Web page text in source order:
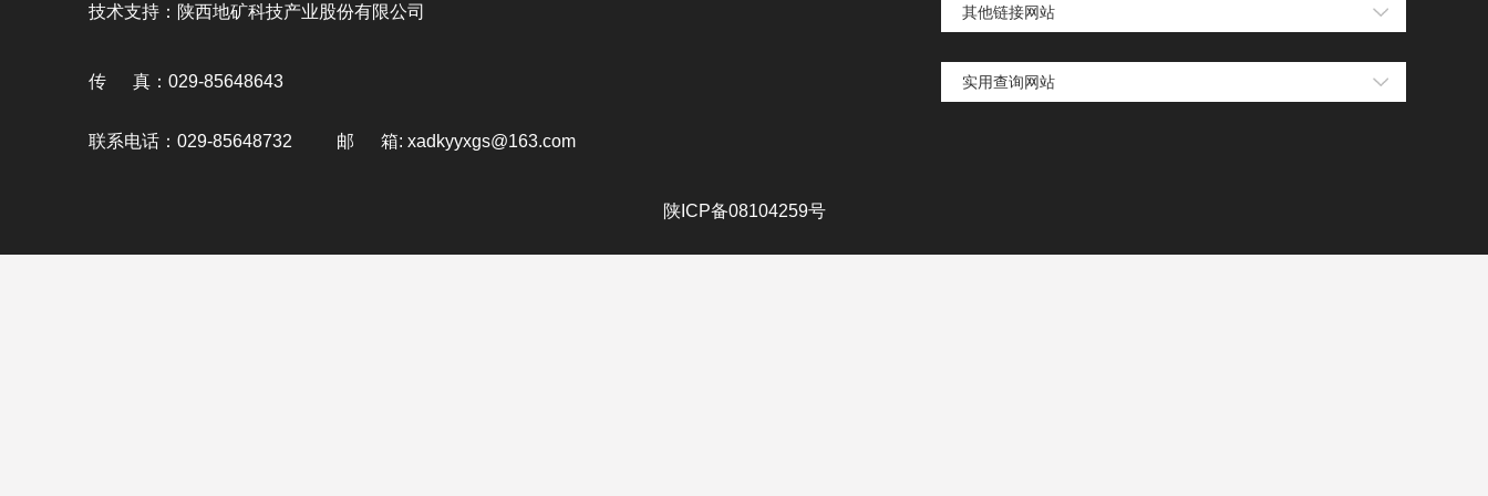
技术支持：陕西地矿科技产业股份有限公司 其他链接网站
传 真：029-85648643 实用查询网站
联系电话：029-85648732 邮 箱: xadkyyxgs@163.com
陕ICP备08104259号